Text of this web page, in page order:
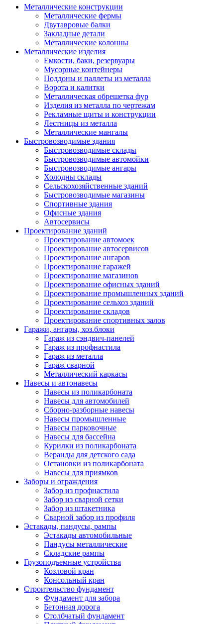
Металлические конструкции
Металлические фермы
Двутавровые балки
Закладные детали
Металлические колонны
Металлические изделия
Емкости, баки, резервуары
Мусорные контейнеры
Поддоны и паллеты из металла
Ворота и калитки
Металлическая обрешетка фур
Изделия из металла по чертежам
Рекламные щиты и конструкции
Лестницы из металла
Металлические мангалы
Быстровозводимые здания
Быстровозводимые склады
Быстровозводимые автомойки
Быстровозводимые ангары
Холодны склады
Сельскохозяйственные зданий
Быстровозводимые магазины
Спортивные здания
Офисные здания
Автосервисы
Проектирование зданий
Проектирование автомоек
Проектирование автосервисов
Проектирование ангаров
Проектирование гаражей
Проектирование магазинов
Проектирование офисных зданий
Проектирование промышленных зданий
Проектирование сельхоз зданий
Проектирование складов
Проектирование спортивных залов
Гаражи, ангары, хоз.блоки
Гараж из сэндвич-панелей
Гараж из профнастила
Гараж из металла
Гараж сварной
Металлический каркасы
Навесы и автонавесы
Навесы из поликарбоната
Навесы для автомобилей
Сборно-разборные навесы
Навесы промышленные
Навесы парковочные
Навесы для бассейна
Курилки из поликарбоната
Веранды для детского сада
Остановки из поликарбоната
Навесы для приямков
Заборы и ограждения
Забор из профнастила
Забор из сварной сетки
Забор из штакетника
Сварной забор из профиля
Эстакады, пандусы, рампы
Эстакады автомобильные
Пандусы металлические
Складские рампы
Грузоподъемные устройства
Козловой кран
Консольный кран
Строительство фундамент
Фундамент для забора
Бетонная дорога
Столбчатый фундамент